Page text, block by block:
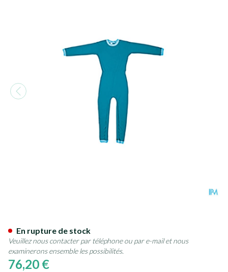
76,20 €
En rupture de stock
Veuillez nous contacter par téléphone ou par e-mail et nous
examinerons ensemble les possibilités.